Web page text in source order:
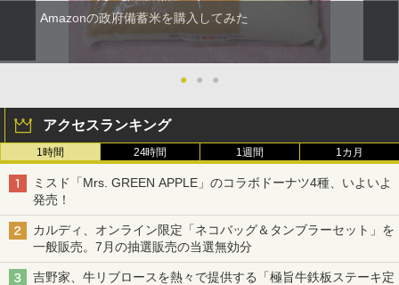
Amazonの政府備蓄米を購入してみた
● ● ●
アクセスランキング
1時間 24時間 1週間 1カ月
ミスド「Mrs. GREEN APPLE」のコラボドーナツ4種、いよいよ
発売！
カルディ、オンライン限定「ネコバッグ＆タンブラーセット」を
一般販売。7月の抽選販売の当選無効分
吉野家、牛リブロースを熱々で提供する「極旨牛鉄板ステーキ定